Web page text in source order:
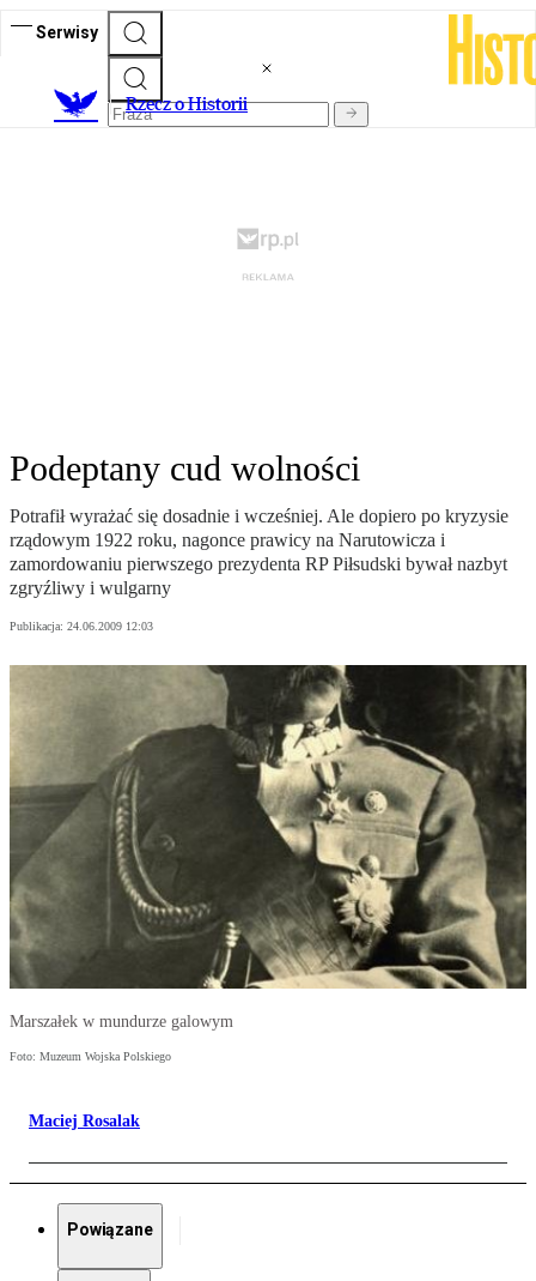
Serwisy
Rzecz o Historii
Podeptany cud wolności
Potrafił wyrażać się dosadnie i wcześniej. Ale dopiero po kryzysie
rządowym 1922 roku, nagonce prawicy na Narutowicza i
zamordowaniu pierwszego prezydenta RP Piłsudski bywał nazbyt
zgryźliwy i wulgarny
Publikacja: 24.06.2009 12:03
Marszałek w mundurze galowym
Foto: Muzeum Wojska Polskiego
Maciej Rosalak
Powiązane